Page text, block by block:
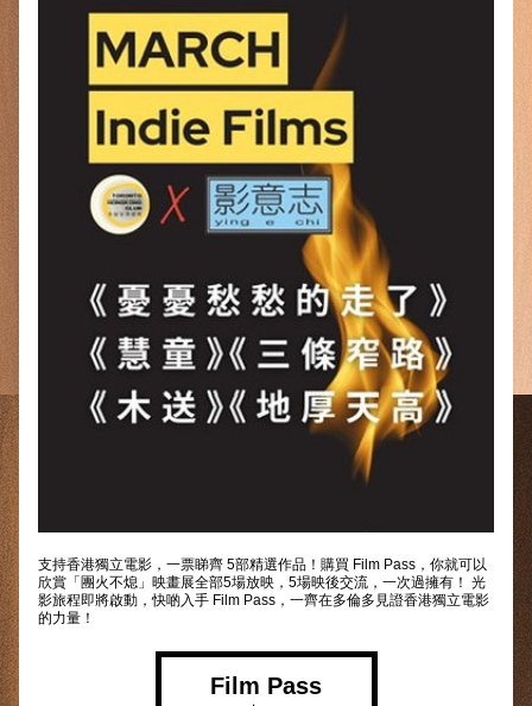
支持香港獨立電影，一票睇齊 5部精選作品！購買 Film Pass，你就可以
欣賞「團火不熄」映畫展全部5場放映，5場映後交流，一次過擁有！ 光
影旅程即將啟動，快啲入手 Film Pass，一齊在多倫多見證香港獨立電影
的力量！
Film Pass